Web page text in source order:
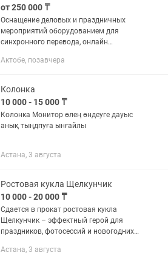
от 250 000 ₸
Оснащение деловых и праздничных
мероприятий оборудованием для
синхронного перевода, онлайн
видеосъемкой интеграция
конференции и вебстримминга.
Актобе, позавчера
Колонка
10 000 - 15 000 ₸
Колонка Монитор өлең өндеуге дауыс
анық тыңдпуға ынғайлы
Астана, 3 августа
Ростовая кукла Щелкунчик
10 000 - 20 000 ₸
Сдается в прокат ростовая кукла
Щелкунчик – эффектный герой для
праздников, фотосессий и новогодних
большой выбор других образов,
Астана, 3 августа